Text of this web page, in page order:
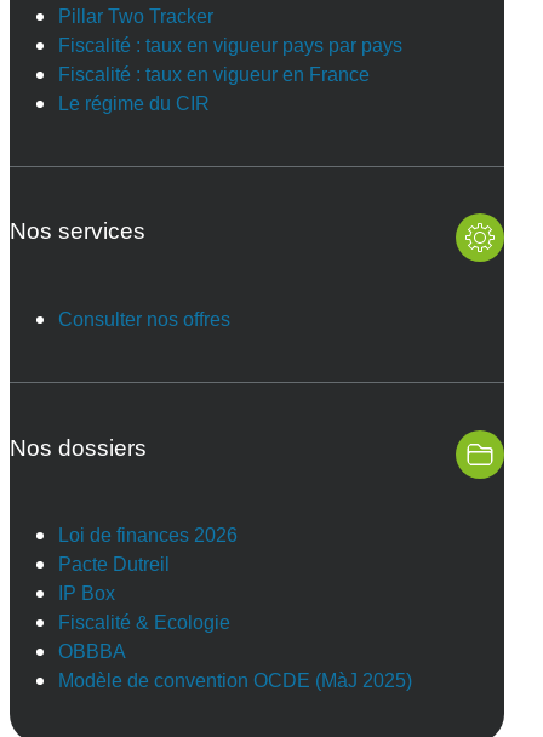
Pillar Two Tracker
Fiscalité : taux en vigueur pays par pays
Fiscalité : taux en vigueur en France
Le régime du CIR
Nos services
Consulter nos offres
Nos dossiers
Loi de finances 2026
Pacte Dutreil
IP Box
Fiscalité & Ecologie
OBBBA
Modèle de convention OCDE (MàJ 2025)